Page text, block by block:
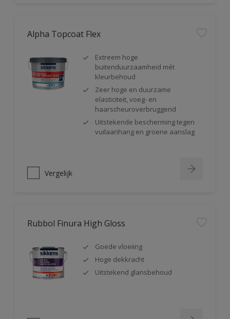
Alpha Topcoat Flex
Extreem hoge
buitenduurzaamheid mét
kleurbehoud
Zeer hoge en duurzame
elasticiteit, voeg- en
haarscheuroverbruggend
Uitstekende bescherming tegen
vuilaanhang en groene aanslag
Vergelijk
Rubbol Finura High Gloss
Goede vloeiing
Hoge dekkracht
Uitstekend glansbehoud